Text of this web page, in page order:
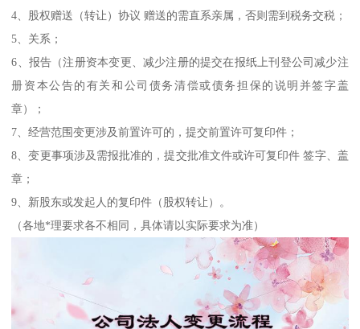
4、股权赠送（转让）协议 赠送的需直系亲属，否则需到税务交税；
5、关系；
6、报告（注册资本变更、减少注册的提交在报纸上刊登公司减少注
册资本公告的有关和公司债务清偿或债务担保的说明并签字盖
章）；
7、经营范围变更涉及前置许可的，提交前置许可复印件；
8、变更事项涉及需报批准的，提交批准文件或许可复印件 签字、盖
章；
9、新股东或发起人的复印件（股权转让）。
（各地*理要求各不相同，具体请以实际要求为准）